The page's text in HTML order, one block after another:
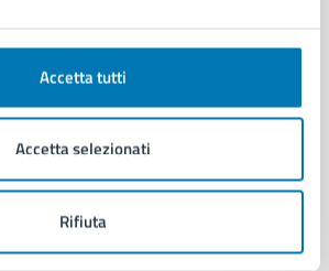
Accetta tutti
Accetta selezionati
Rifiuta
e protocollo